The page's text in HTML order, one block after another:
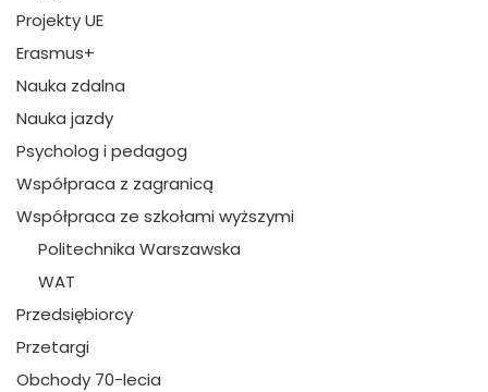
Projekty UE
Erasmus+
Nauka zdalna
Nauka jazdy
Psycholog i pedagog
Współpraca z zagranicą
Współpraca ze szkołami wyższymi
Politechnika Warszawska
WAT
Przedsiębiorcy
Przetargi
Obchody 70-lecia